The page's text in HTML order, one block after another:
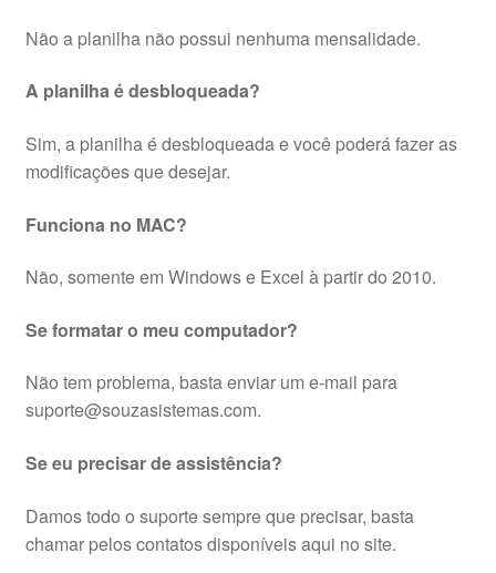
Não a planilha não possui nenhuma mensalidade.
A planilha é desbloqueada?
Sim, a planilha é desbloqueada e você poderá fazer as
modificações que desejar.
Funciona no MAC?
Não, somente em Windows e Excel à partir do 2010.
Se formatar o meu computador?
Não tem problema, basta enviar um e-mail para
suporte@souzasistemas.com.
Se eu precisar de assistência?
Damos todo o suporte sempre que precisar, basta
chamar pelos contatos disponíveis aqui no site.